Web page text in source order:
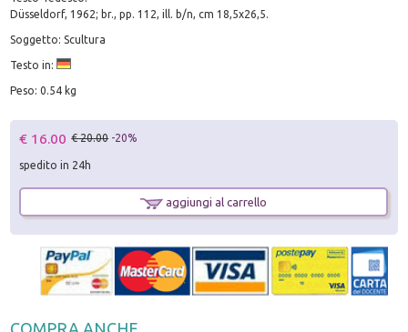
Düsseldorf, 1962; br., pp. 112, ill. b/n, cm 18,5x26,5.
Soggetto: Scultura
Testo in:
Peso: 0.54 kg
€ 16.00 € 20.00 -20%
spedito in 24h
aggiungi al carrello